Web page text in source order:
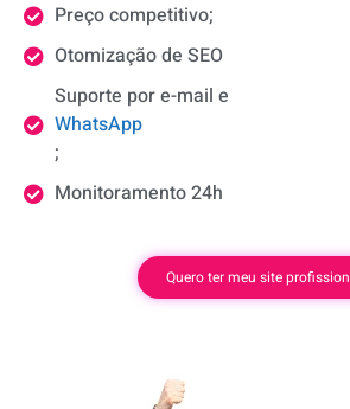
Preço competitivo;
Otomização de SEO
Suporte por e-mail e
WhatsApp
;
Monitoramento 24h
Quero ter meu site